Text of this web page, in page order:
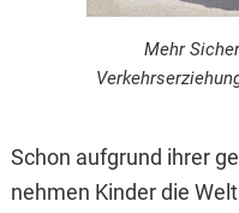
Mehr
Schon aufgrund ihrer
nehmen Kinder die